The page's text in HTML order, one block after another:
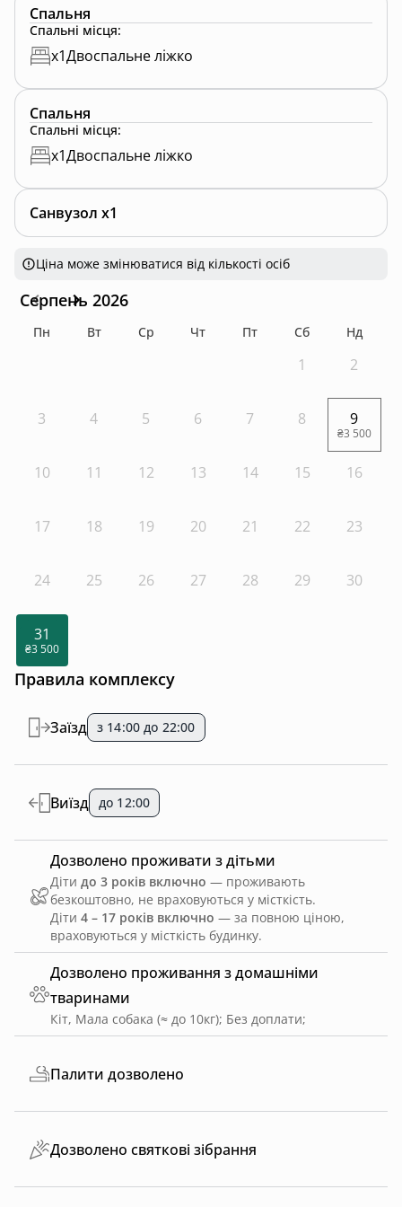
природи , - то ми щиро раді будемо Вас бачити у
нашому Будиночку
Мінімум 2 доби
Спальня
Спальні місця:
x1Двоспальне ліжко
Спальня
Спальні місця:
x1Двоспальне ліжко
Санвузол x1
Ціна може змінюватися від кількості осіб
Серпень 2026
Пн Вт Ср Чт Пт Сб Нд
1 2
3 4 5 6 7 8 9
₴3 500
10 11 12 13 14 15 16
17 18 19 20 21 22 23
24 25 26 27 28 29 30
31
₴3 500
Правила комплексу
Дозволено проживання з домашніми
тваринами
Кіт, Мала собака (≈ до 10кг); Без доплати;
Заїзд з 14:00 до 22:00
Виїзд до 12:00
Дозволено проживати з дітьми
Діти до 3 років включно — проживають
безкоштовно, не враховуються у місткість.
Діти 4 – 17 років включно — за повною ціною,
враховуються у місткість будинку.
Палити дозволено
Дозволено святкові зібрання